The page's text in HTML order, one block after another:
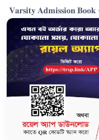
𝐕𝐚𝐫𝐬𝐢𝐭𝐲 𝐀𝐝𝐦𝐢𝐬𝐬𝐢𝐨𝐧
বইটিতে রয়েছেঃ
🧲DU , GST, JU, RU এবং
প্রশ্নোত্তর ও এনালাইসিস।
Calculator ছাড়াই ভর্তি
Calculation Hacks.